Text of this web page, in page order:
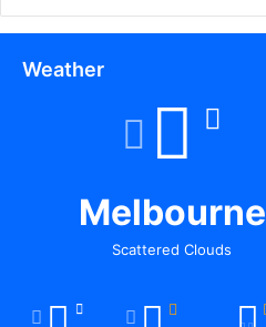
Weather
Melbourne
Scattered Clouds